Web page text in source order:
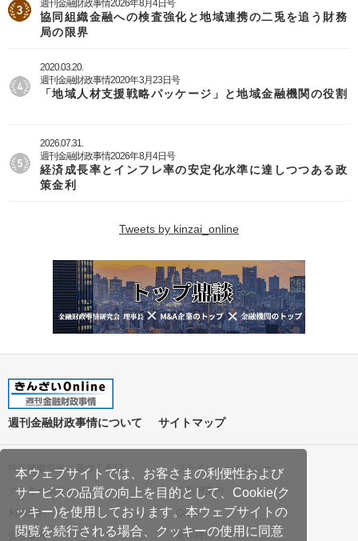
本ウェブサイトでは、お客さまの利便性および
サービスの品質の向上を目的として、Cookie(ク
ッキー)を使用しております。本ウェブサイトの
閲覧を続行される場合、クッキーの使用に同意
週刊金融財政事情2026年8月4日号
協同組織金融への検査強化と地域連携の二兎を追う財務
局の限界
2020.03.20.
週刊金融財政事情2020年3月23日号
「地域人材支援戦略パッケージ」と地域金融機関の役割
2026.07.31.
週刊金融財政事情2026年8月4日号
経済成長率とインフレ率の安定化水準に達しつつある政
策金利
Tweets by kinzai_online
週刊金融財政事情について サイトマップ
特定商取引法に基づく表記
プライバシーポリシー
クッキーポリシー
ご利用案内
利用規約
Q&A
会社案内
著作権について